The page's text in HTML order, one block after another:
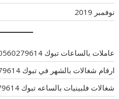
نوفمبر 2019
عاملات بالساعات تبوك 0560279614
ارقام شغالات بالشهر في تبوك 0560279614
شغالات فلبينيات بالساعه تبوك 0560279614